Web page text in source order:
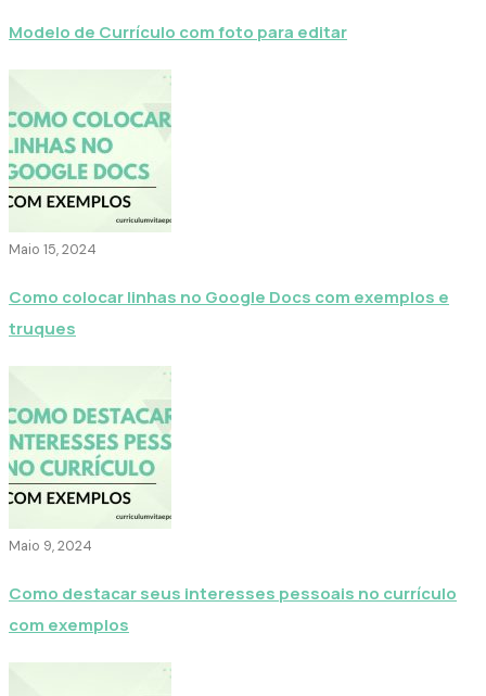
Modelo de Currículo com foto para editar
Maio 15, 2024
Como colocar linhas no Google Docs com exemplos e
truques
Maio 9, 2024
Como destacar seus interesses pessoais no currículo
com exemplos